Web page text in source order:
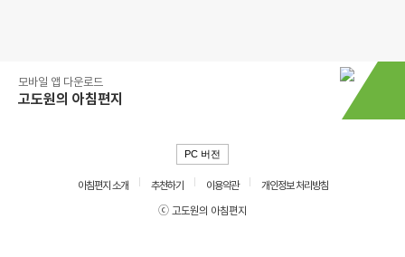
모바일 앱 다운로드
고도원의 아침편지
PC 버전
아침편지 소개 추천하기 이용약관
개인정보 처리방침
ⓒ 고도원의 아침편지